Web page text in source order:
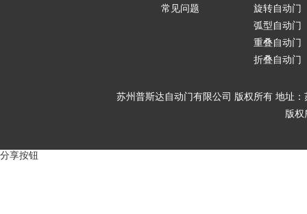
常见问题
旋转自动门
弧型自动门
重叠自动门
折叠自动门
苏州普斯达自动门有限公司 版权所有 地址
版
分享按钮